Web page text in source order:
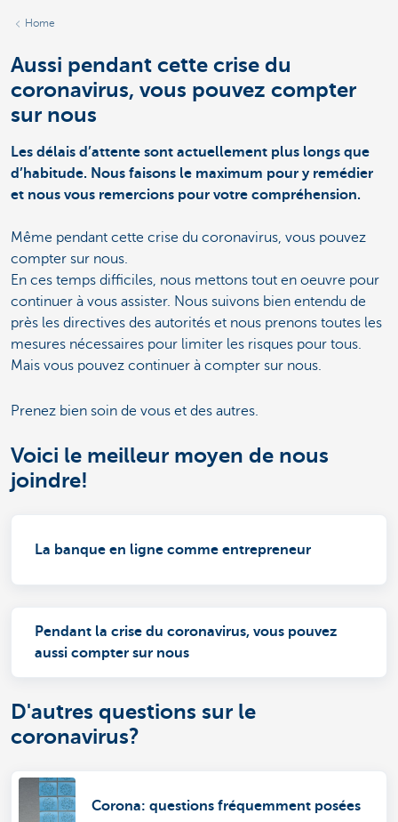
Home
Aussi pendant cette crise du
coronavirus, vous pouvez compter
sur nous
Les délais d’attente sont actuellement plus longs que
d’habitude. Nous faisons le maximum pour y remédier
et nous vous remercions pour votre compréhension.
Même pendant cette crise du coronavirus, vous pouvez
compter sur nous.
En ces temps difficiles, nous mettons tout en oeuvre pour
continuer à vous assister. Nous suivons bien entendu de
près les directives des autorités et nous prenons toutes les
mesures nécessaires pour limiter les risques pour tous.
Mais vous pouvez continuer à compter sur nous.
Prenez bien soin de vous et des autres.
Voici le meilleur moyen de nous
joindre!
La banque en ligne comme entrepreneur
Pendant la crise du coronavirus, vous pouvez
aussi compter sur nous
D'autres questions sur le
coronavirus?
Corona: questions fréquemment posées